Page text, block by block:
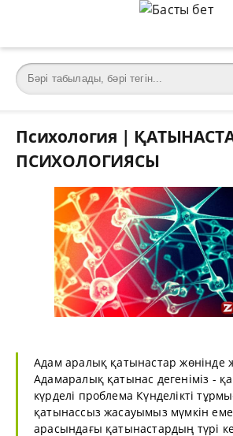
Психология |
ПСИХОЛОГИЯСЫ
Адам аралық қатынастар жөнінде
Адамаралық қатынас дегеніміз -
күрделі проблема Күнделікті
қатынассыз жасауымыз мүмкін
арасындағы қатынастардың түрі